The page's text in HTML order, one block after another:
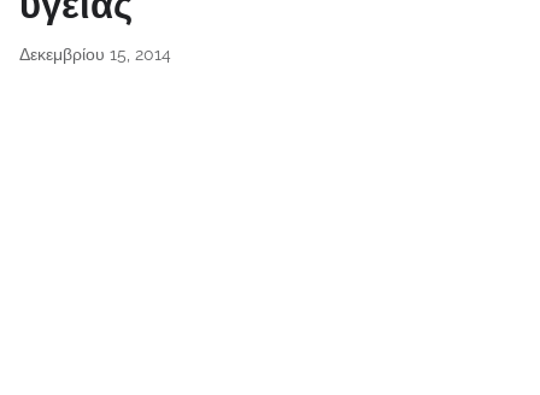
Δεκεμβρίου 15, 2014